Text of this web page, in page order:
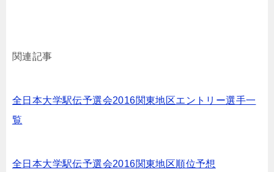
関連記事
全日本大学駅伝予選会2016関東地区エントリー選手一
覧
全日本大学駅伝予選会2016関東地区順位予想